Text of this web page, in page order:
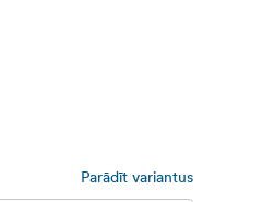
Parādīt variantus